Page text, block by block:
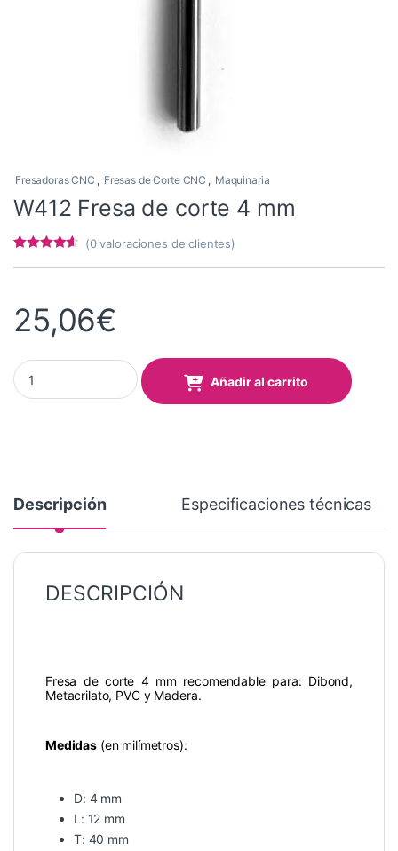
Fresadoras CNC , Fresas de Corte CNC , Maquinaria
W412 Fresa de corte 4 mm
valoracione
s de
clientes
(0valoraciones de clientes)
25,06€
W412 Fresa de corte 4 mm quantity
Añadir al carrito
Descripción Especificaciones técnicas
DESCRIPCIÓN
Fresa de corte 4 mm recomendable para: Dibond,
Metacrilato, PVC y Madera.
Medidas (en milímetros):
D: 4 mm
L: 12 mm
T: 40 mm